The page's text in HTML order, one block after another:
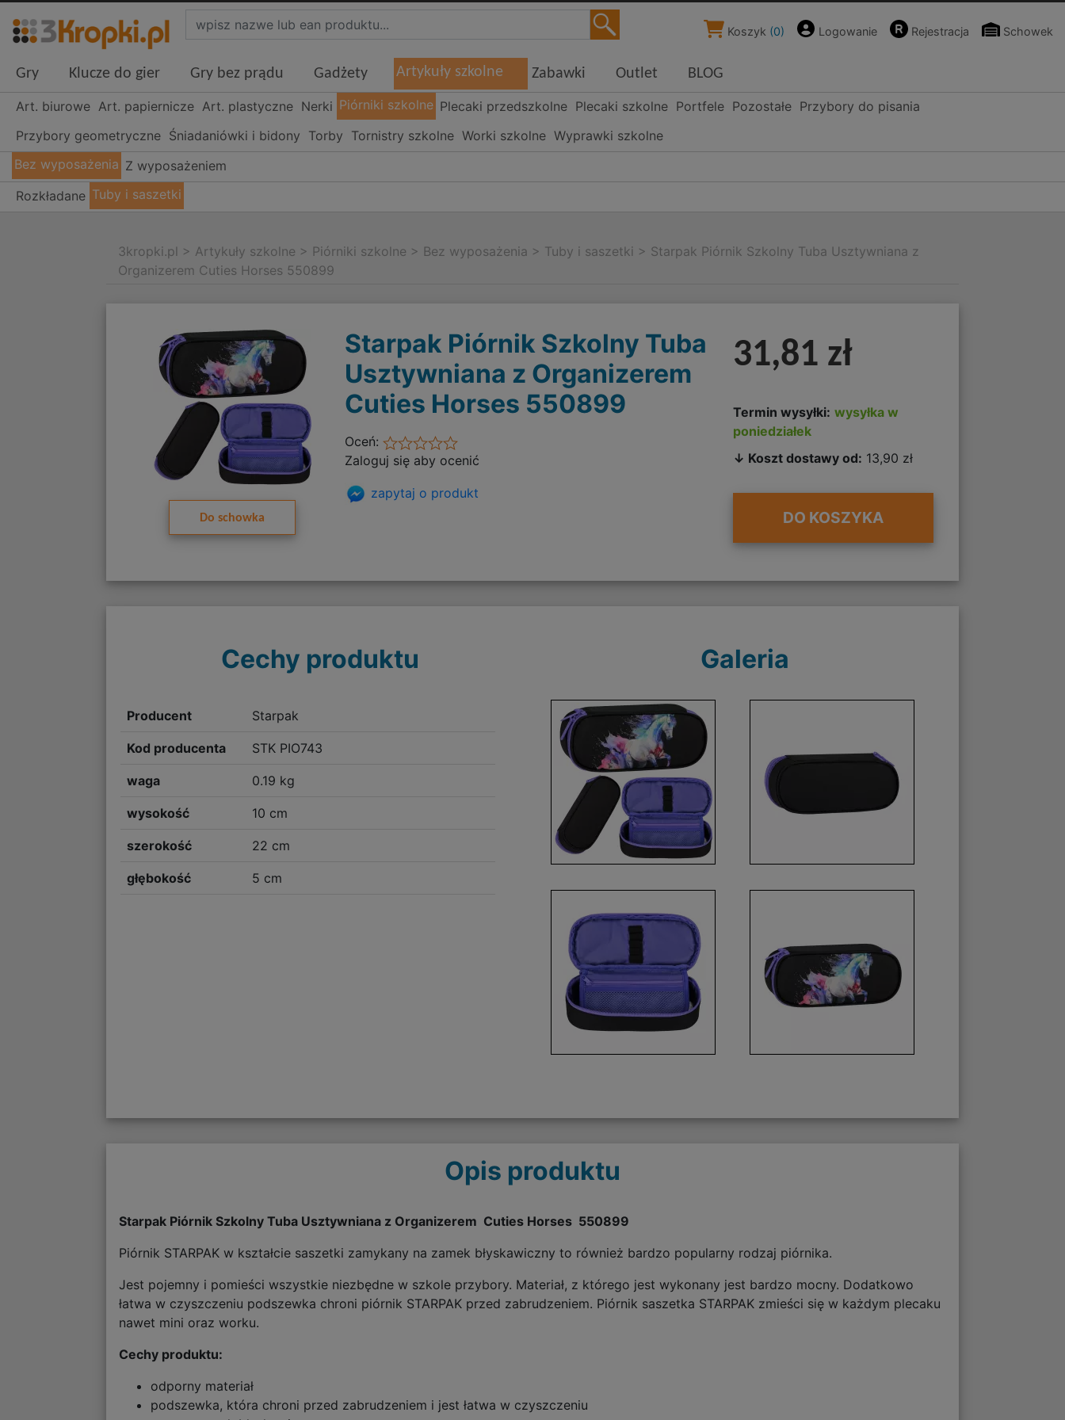
Koszyk (0) Logowanie Rejestracja Schowek
Gry Klucze do gier Gry bez prądu Gadżety Artykuły szkolne Zabawki Outlet BLOG
Art. biurowe Art. papiernicze Art. plastyczne Nerki Piórniki szkolne Plecaki przedszkolne Plecaki szkolne Portfele Pozostałe Przybory do pisania
Przybory geometryczne Śniadaniówki i bidony Torby Tornistry szkolne Worki szkolne Wyprawki szkolne
Bez wyposażenia Z wyposażeniem
Rozkładane Tuby i saszetki
3kropki.pl > Artykuły szkolne > Piórniki szkolne > Bez wyposażenia > Tuby i saszetki > Starpak Piórnik Szkolny Tuba Usztywniana z
Organizerem Cuties Horses 550899
Do schowka
Starpak Piórnik Szkolny Tuba
Usztywniana z Organizerem
Cuties Horses 550899
Oceń:
Zaloguj się aby ocenić
zapytaj o produkt
31,81 zł
Termin wysyłki: wysyłka w
poniedziałek
↓ Koszt dostawy od: 13,90 zł
DO KOSZYKA
Cechy produktu
Producent Starpak
Kod producenta STK PIO743
waga 0.19 kg
wysokość 10 cm
szerokość 22 cm
głębokość 5 cm
Galeria
Opis produktu
Starpak Piórnik Szkolny Tuba Usztywniana z Organizerem Cuties Horses 550899
Piórnik STARPAK w kształcie saszetki zamykany na zamek błyskawiczny to również bardzo popularny rodzaj piórnika.
Jest pojemny i pomieści wszystkie niezbędne w szkole przybory. Materiał, z którego jest wykonany jest bardzo mocny. Dodatkowo
łatwa w czyszczeniu podszewka chroni piórnik STARPAK przed zabrudzeniem. Piórnik saszetka STARPAK zmieści się w każdym plecaku
nawet mini oraz worku.
Cechy produktu:
odporny materiał
podszewka, która chroni przed zabrudzeniem i jest łatwa w czyszczeniu